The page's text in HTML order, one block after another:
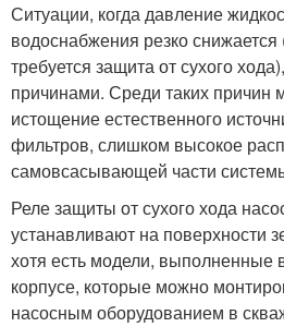
Ситуации, когда давление
водоснабжения резко снижается
требуется защита от сухого
причинами. Среди таких причин
истощение естественного
фильтров, слишком высокое
самовсасывающей части
Реле защиты от сухого хода
устанавливают на поверхности
хотя есть модели, выполненные
корпусе, которые можно
насосным оборудованием в